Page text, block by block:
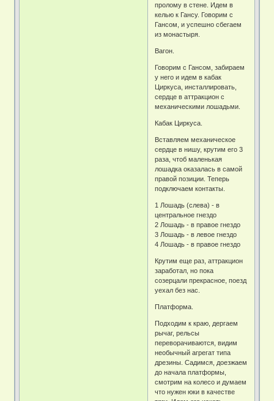
пролому в стене. Идем в
келью к Гансу. Говорим с
Гансом, и успешно сбегаем
из монастыря.
Вагон.
Говорим с Гансом, забираем
у него и идем в кабак
Циркуса, инсталлировать,
сердце в аттракцион с
механическими лошадьми.
Кабак Циркуса.
Вставляем механическое
сердце в нишу, крутим его 3
раза, чтоб маленькая
лошадка оказалась в самой
правой позиции. Теперь
подключаем контакты.
1 Лошадь (слева) - в
центральное гнездо
2 Лошадь - в правое гнездо
3 Лошадь - в левое гнездо
4 Лошадь - в правое гнездо
Крутим еще раз, аттракцион
заработал, но пока
созерцали прекрасное, поезд
уехал без нас.
Платформа.
Подходим к краю, дергаем
рычаг, рельсы
переворачиваются, видим
необычный агрегат типа
дрезины. Садимся, доезжаем
до начала платформы,
смотрим на колесо и думаем
что нужен юки в качестве